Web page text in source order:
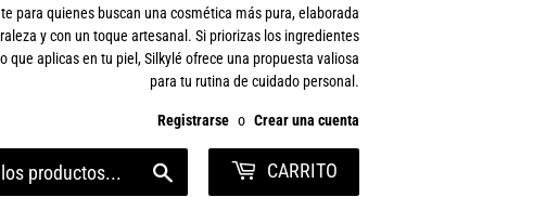
para quienes buscan una cosmética más pura, elaborada
y con un toque artesanal. Si priorizas los ingredientes
que aplicas en tu piel, Silkylé ofrece una propuesta valiosa
para tu rutina de cuidado personal.
Registrarse o Crear una cuenta
CARRITO